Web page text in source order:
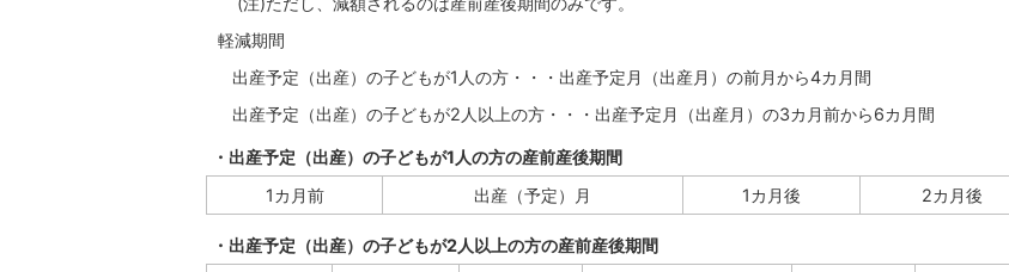
軽減期間
出産予定（出産）の子どもが1人の方・・・出産予定月（出産月）の前月から4カ月間
出産予定（出産）の子どもが2人以上の方・・・出産予定月（出産月）の3カ月前から6カ月間
・出産予定（出産）の子どもが1人の方の産前産後期間
1カ月前
出産（予定）月 1カ月後 2カ月後
・出産予定（出産）の子どもが2人以上の方の産前産後期間